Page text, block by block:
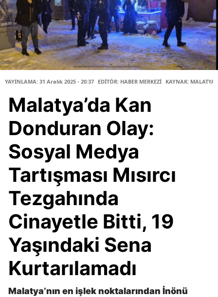
YAYINLAMA: 31 Aralık 2025 - 20:37 EDİTÖR: HABER MERKEZİ KAYNAK: MALATYA
Malatya’da Kan
Donduran Olay:
Sosyal Medya
Tartışması Mısırcı
Tezgahında
Cinayetle Bitti, 19
Yaşındaki Sena
Kurtarılamadı
Malatya’nın en işlek noktalarından İnönü